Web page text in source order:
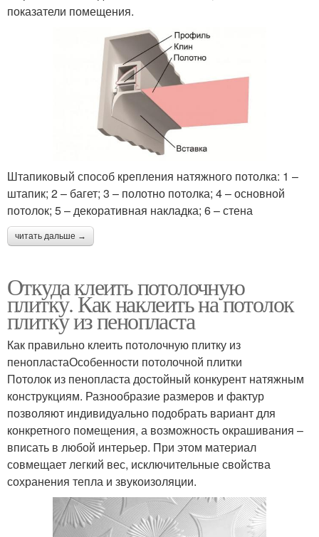
показатели помещения.
Штапиковый способ крепления натяжного потолка: 1 –
штапик; 2 – багет; 3 – полотно потолка; 4 – основной
потолок; 5 – декоративная накладка; 6 – стена
читать дальше →
Откуда клеить потолочную
плитку. Как наклеить на потолок
плитку из пенопласта
Как правильно клеить потолочную плитку из
пенопластаОсобенности потолочной плитки
Потолок из пенопласта достойный конкурент натяжным
конструкциям. Разнообразие размеров и фактур
позволяют индивидуально подобрать вариант для
конкретного помещения, а возможность окрашивания –
вписать в любой интерьер. При этом материал
совмещает легкий вес, исключительные свойства
сохранения тепла и звукоизоляции.